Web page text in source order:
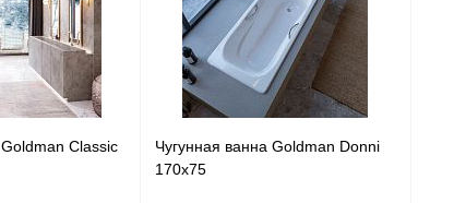
Недоступно В избранное Под заказ
Classic
Чугунная ванна Goldman Donni
170x75